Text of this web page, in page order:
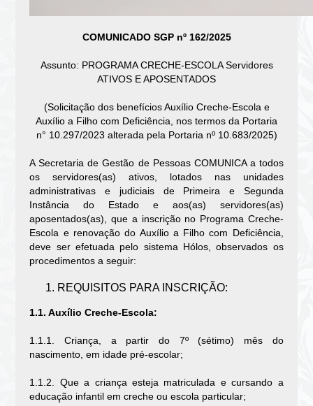
COMUNICADO SGP nº 162/2025
Assunto: PROGRAMA CRECHE-ESCOLA Servidores
ATIVOS E APOSENTADOS
(Solicitação dos benefícios Auxílio Creche-Escola e
Auxílio a Filho com Deficiência, nos termos da Portaria
n° 10.297/2023 alterada pela Portaria nº 10.683/2025)
A Secretaria de Gestão de Pessoas COMUNICA a todos
os servidores(as) ativos, lotados nas unidades
administrativas e judiciais de Primeira e Segunda
Instância do Estado e aos(as) servidores(as)
aposentados(as), que a inscrição no Programa Creche-
Escola e renovação do Auxílio a Filho com Deficiência,
deve ser efetuada pelo sistema Hólos, observados os
procedimentos a seguir:
REQUISITOS PARA INSCRIÇÃO:
1.1. Auxílio Creche-Escola:
1.1.1. Criança, a partir do 7º (sétimo) mês do
nascimento, em idade pré-escolar;
1.1.2. Que a criança esteja matriculada e cursando a
educação infantil em creche ou escola particular;